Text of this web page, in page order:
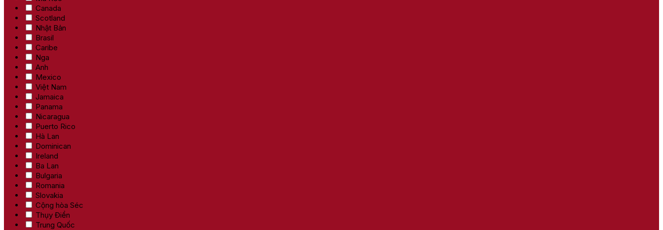
Canada
Scotland
Nhật Bản
Brasil
Caribe
Nga
Anh
Mexico
Việt Nam
Jamaica
Panama
Nicaragua
Puerto Rico
Hà Lan
Dominican
Ireland
Ba Lan
Bulgaria
Romania
Slovakia
Cộng hòa Séc
Thụy Điển
Trung Quốc